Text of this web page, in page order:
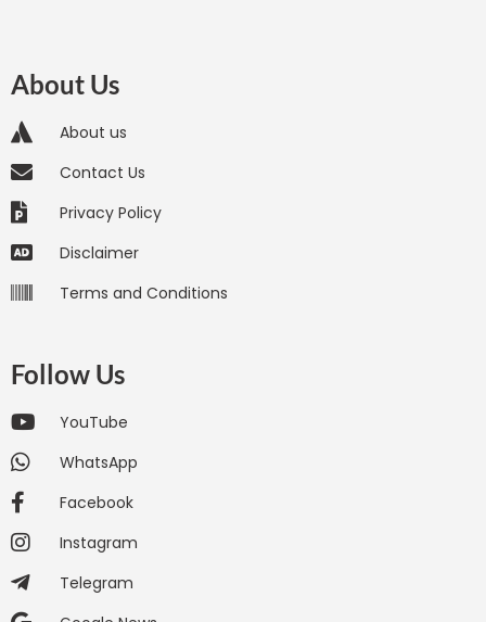
About Us
About us
Contact Us
Privacy Policy
Disclaimer
Terms and Conditions
Follow Us
YouTube
WhatsApp
Facebook
Instagram
Telegram